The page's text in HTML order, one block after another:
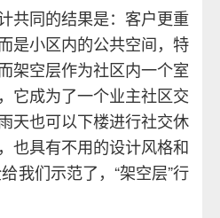
共同的结果是：客户更重
是小区内的公共空间，特
架空层作为社区内一个室
它成为了一个业主社区交
天也可以下楼进行社交休
也具有不用的设计风格和
我们示范了，“架空层”行